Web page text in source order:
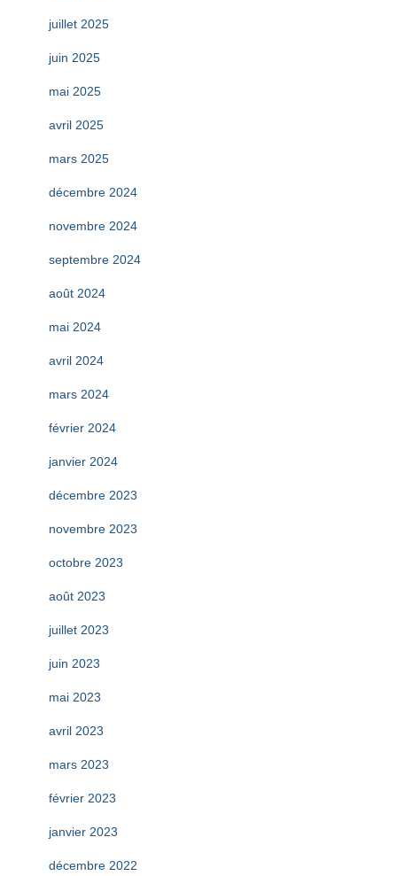
juillet 2025
juin 2025
mai 2025
avril 2025
mars 2025
décembre 2024
novembre 2024
septembre 2024
août 2024
mai 2024
avril 2024
mars 2024
février 2024
janvier 2024
décembre 2023
novembre 2023
octobre 2023
août 2023
juillet 2023
juin 2023
mai 2023
avril 2023
mars 2023
février 2023
janvier 2023
décembre 2022